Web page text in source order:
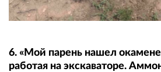
6. «Мой парень нашел
работая на экскаваторе.